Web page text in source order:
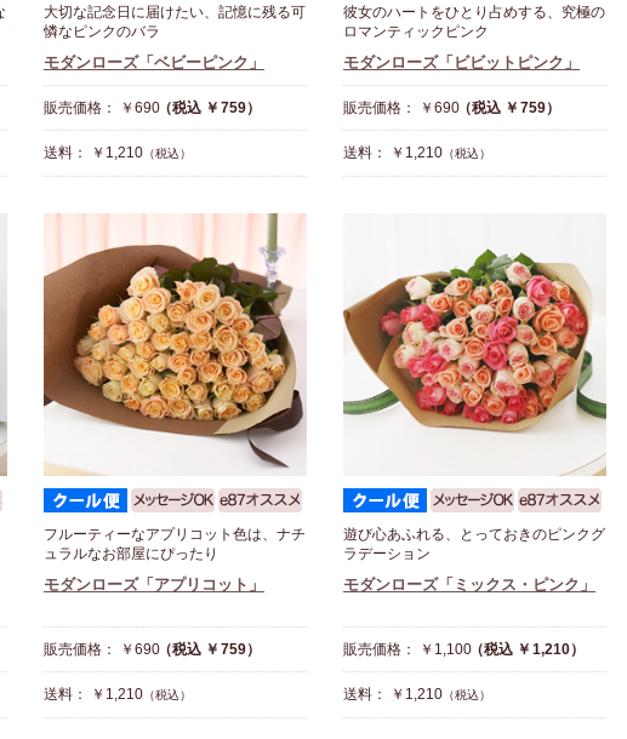
大切な記念日に届けたい、記憶に残る可
憐なピンクのバラ
モダンローズ「ベビーピンク」
販売価格： ￥690（税込 ￥759）
送料： ￥1,210 （税込）
彼女のハートをひとり占めする、究極の
ロマンティックピンク
モダンローズ「ビビットピンク」
販売価格： ￥690（税込 ￥759）
送料： ￥1,210 （税込）
フルーティーなアプリコット色は、ナチ
ュラルなお部屋にぴったり
モダンローズ「アプリコット」
販売価格： ￥690（税込 ￥759）
送料： ￥1,210 （税込）
遊び心あふれる、とっておきのピンクグ
ラデーション
モダンローズ「ミックス・ピンク」
販売価格： ￥1,100（税込 ￥1,210）
送料： ￥1,210 （税込）